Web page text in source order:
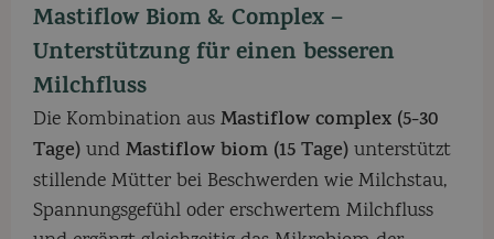
Mastiflow Biom & Complex –
Unterstützung für einen besseren
Milchfluss
Die Kombination ausMastiflow complex (5-30
Tage)undMastiflow biom (15 Tage)unterstützt
stillende Mütter bei Beschwerden wie Milchstau,
Spannungsgefühl oder erschwertem Milchfluss